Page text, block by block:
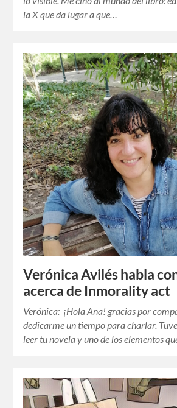
la X que da lugar a que…
Verónica Avilés habla
acerca de Inmorality act
Verónica: ¡Hola Ana! gracias por
dedicarme un tiempo para charlar.
leer tu novela y uno de los elementos